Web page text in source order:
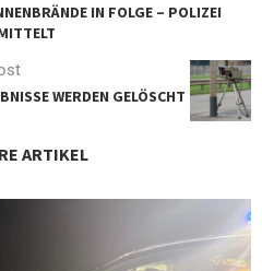
IN FOLGE – POLIZEI
WERDEN GELÖSCHT
ARTIKEL